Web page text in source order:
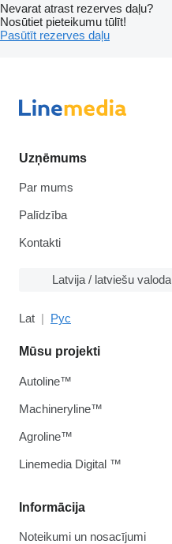
Nevarat atrast rezerves daļu?
Nosūtiet pieteikumu tūlīt!
Pasūtīt rezerves daļu
Uzņēmums
Par mums
Palīdzība
Kontakti
Latvija / latviešu valoda
Lat Рус
Informācija
Noteikumi un nosacījumi
Mūsu projekti
Autoline™
Machineryline™
Agroline™
Linemedia Digital ™